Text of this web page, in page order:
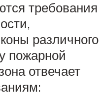
требования
различного
пожарной
отвечает